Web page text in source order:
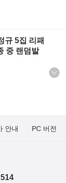
규 5집 리패
중 랜덤발
안내 PC 버전